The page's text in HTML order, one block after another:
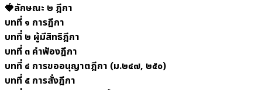
🍓ลักษณะ ๒ ฎีกา
บทที่ ๑ การฎีกา
บทที่ ๒ ผู้มีสิทธิฎีกา
บทที่ ๓ คำฟ้องฎีกา
บทที่ ๔ การขออนุญาตฎีกา (ม.๒๔๗, ๒๕๐)
บทที่ ๕ การสั่งฎีกา